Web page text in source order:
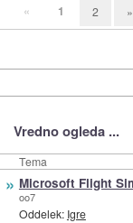
« 1 2 »
Vredno ogleda ...
Tema
» Microsoft Flight
oo7
Oddelek: Igre